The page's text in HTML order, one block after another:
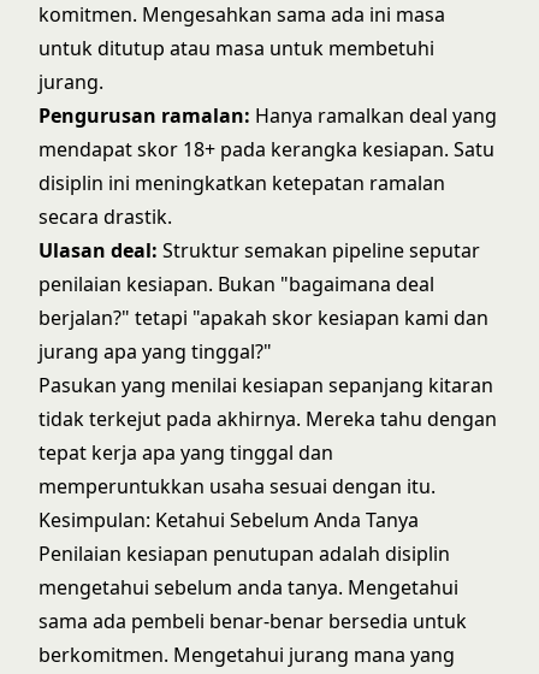
komitmen. Mengesahkan sama ada ini masa
untuk ditutup atau masa untuk membetuhi
jurang.
Pengurusan ramalan: Hanya ramalkan deal yang
mendapat skor 18+ pada kerangka kesiapan. Satu
disiplin ini meningkatkan ketepatan ramalan
secara drastik.
Ulasan deal: Struktur semakan pipeline seputar
penilaian kesiapan. Bukan "bagaimana deal
berjalan?" tetapi "apakah skor kesiapan kami dan
jurang apa yang tinggal?"
Pasukan yang menilai kesiapan sepanjang kitaran
tidak terkejut pada akhirnya. Mereka tahu dengan
tepat kerja apa yang tinggal dan
memperuntukkan usaha sesuai dengan itu.
Kesimpulan: Ketahui Sebelum Anda Tanya
Penilaian kesiapan penutupan adalah disiplin
mengetahui sebelum anda tanya. Mengetahui
sama ada pembeli benar-benar bersedia untuk
berkomitmen. Mengetahui jurang mana yang